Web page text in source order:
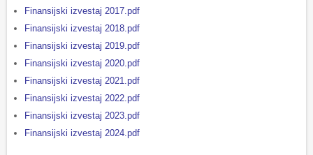
Finansijski izvestaj 2017.pdf
Finansijski izvestaj 2018.pdf
Finansijski izvestaj 2019.pdf
Finansijski izvestaj 2020.pdf
Finansijski izvestaj 2021.pdf
Finansijski izvestaj 2022.pdf
Finansijski izvestaj 2023.pdf
Finansijski izvestaj 2024.pdf